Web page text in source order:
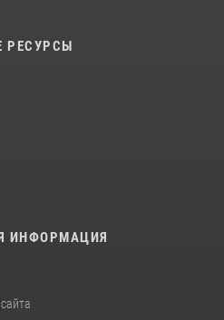
РЕСУРСЫ
ИНФОРМАЦИЯ